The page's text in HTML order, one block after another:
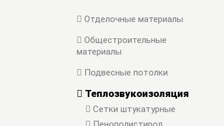
Отделочные материалы
Общестроительные
материалы
Подвесные потолки
Теплозвукоизоляция
Сетки штукатурные